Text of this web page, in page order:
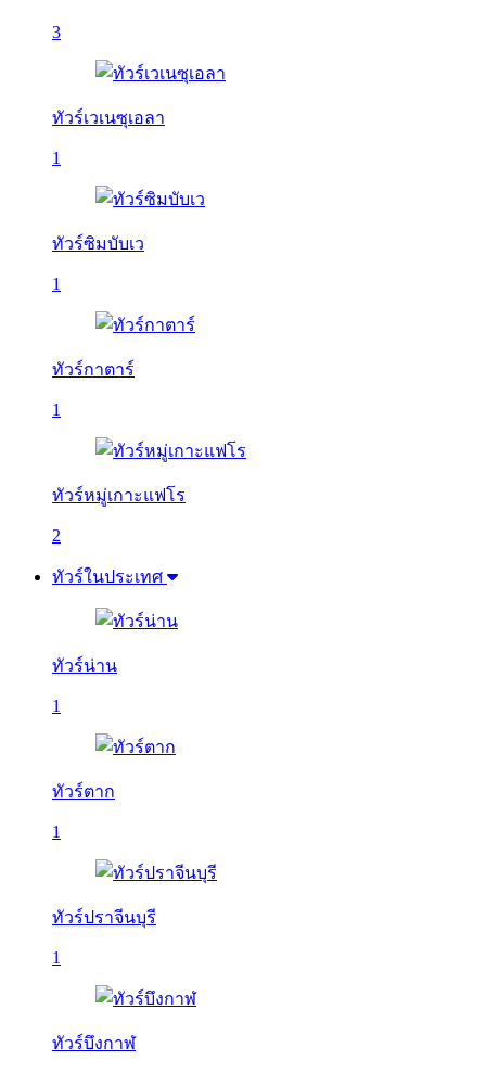
3
ทัวร์เวเนซุเอลา
1
ทัวร์ซิมบับเว
1
ทัวร์กาตาร์
1
ทัวร์หมู่เกาะแฟโร
2
ทัวร์ในประเทศ
ทัวร์น่าน
1
ทัวร์ตาก
1
ทัวร์ปราจีนบุรี
1
ทัวร์บึงกาฬ